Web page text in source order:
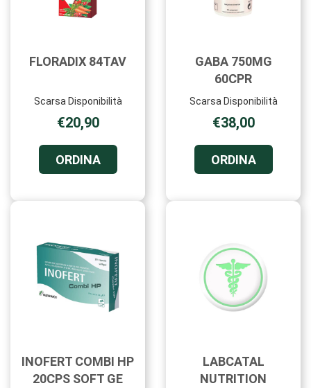
FLORADIX 84TAV
Scarsa Disponibilità
€20,90
ORDINA
84TAV AL
GABA 750MG
60CPR
Scarsa Disponibilità
€38,00
ORDINA
750MG
INOFERT COMBI HP
20CPS SOFT GE
LABCATAL
NUTRITION